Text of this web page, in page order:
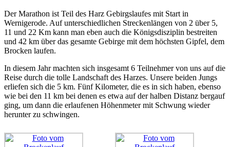
Der Marathon ist Teil des Harz Gebirgslaufes mit Start in
Wernigerode. Auf unterschiedlichen Streckenlängen von 2 über 5,
11 und 22 Km kann man eben auch die Königsdisziplin bestreiten
und 42 km über das gesamte Gebirge mit dem höchsten Gipfel, dem
Brocken laufen.
In diesem Jahr machten sich insgesamt 6 Teilnehmer von uns auf die
Reise durch die tolle Landschaft des Harzes. Unsere beiden Jungs
erliefen sich die 5 km. Fünf Kilometer, die es in sich haben, ebenso
wie bei den 11 km bei denen es etwa auf der halben Distanz bergauf
ging, um dann die erlaufenen Höhenmeter mit Schwung wieder
herunter zu schwingen.